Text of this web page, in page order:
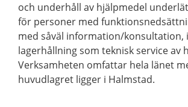
och underhåll av hjälpmedel
för personer med
med såväl information/konsultation,
lagerhållning som teknisk service av
Verksamheten omfattar hela länet
huvudlagret ligger i Halmstad.